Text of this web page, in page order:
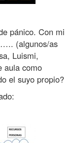
pánico. Con mi
(algunos/as
Luismi,
aula como
el suyo propio?